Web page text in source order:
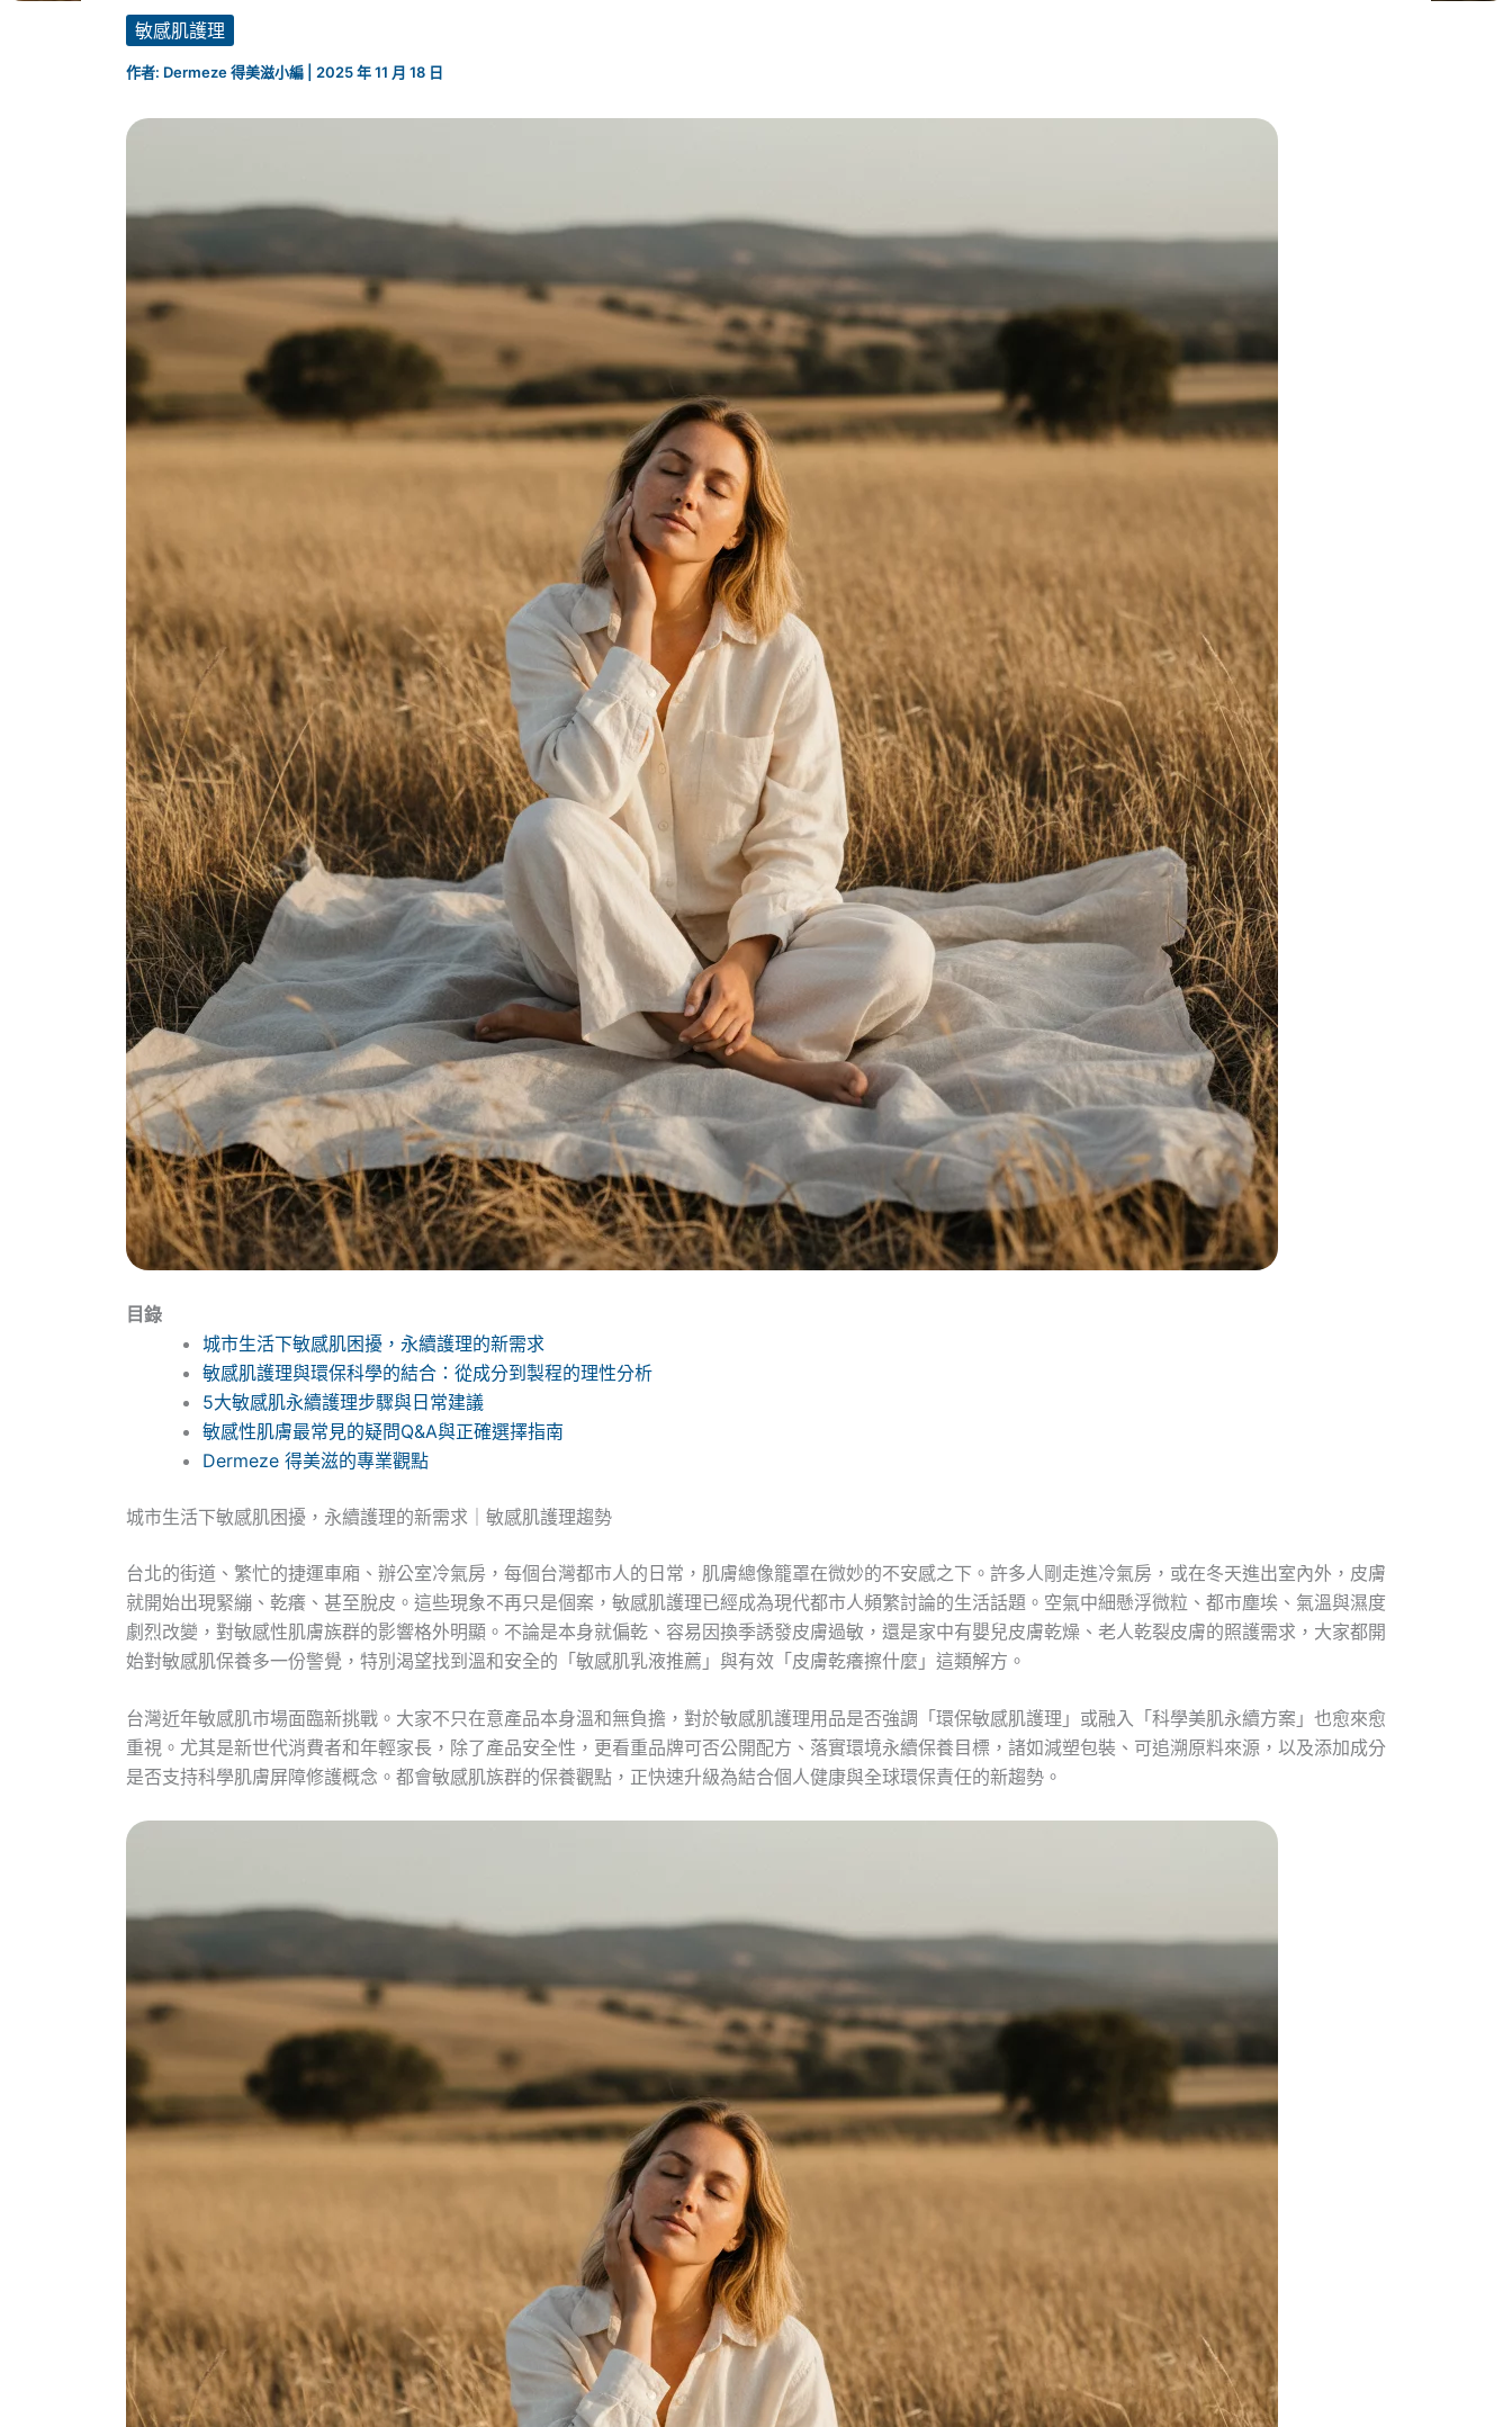
敏感肌護理
作者: Dermeze 得美滋小編 2025 年 11 月 18 日
目錄
城市生活下敏感肌困擾，永續護理的新需求
敏感肌護理與環保科學的結合：從成分到製程的理性分析
5大敏感肌永續護理步驟與日常建議
敏感性肌膚最常見的疑問Q&A與正確選擇指南
Dermeze 得美滋的專業觀點
城市生活下敏感肌困擾，永續護理的新需求｜敏感肌護理趨勢
台北的街道、繁忙的捷運車廂、辦公室冷氣房，每個台灣都市人的日常，肌膚總像籠罩在微妙的不安感之下。許多人剛走進冷氣房，或在冬天進出室內外，皮膚
就開始出現緊繃、乾癢、甚至脫皮。這些現象不再只是個案，敏感肌護理已經成為現代都市人頻繁討論的生活話題。空氣中細懸浮微粒、都市塵埃、氣溫與濕度
劇烈改變，對敏感性肌膚族群的影響格外明顯。不論是本身就偏乾、容易因換季誘發皮膚過敏，還是家中有嬰兒皮膚乾燥、老人乾裂皮膚的照護需求，大家都開
始對敏感肌保養多一份警覺，特別渴望找到溫和安全的「敏感肌乳液推薦」與有效「皮膚乾癢擦什麼」這類解方。
台灣近年敏感肌市場面臨新挑戰。大家不只在意產品本身溫和無負擔，對於敏感肌護理用品是否強調「環保敏感肌護理」或融入「科學美肌永續方案」也愈來愈
重視。尤其是新世代消費者和年輕家長，除了產品安全性，更看重品牌可否公開配方、落實環境永續保養目標，諸如減塑包裝、可追溯原料來源，以及添加成分
是否支持科學肌膚屏障修護概念。都會敏感肌族群的保養觀點，正快速升級為結合個人健康與全球環保責任的新趨勢。